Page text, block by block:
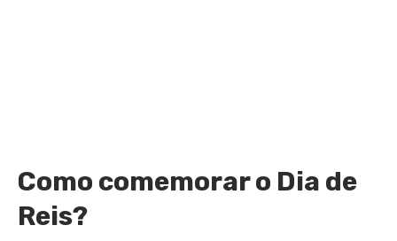
Como comemorar o Dia de
Reis?